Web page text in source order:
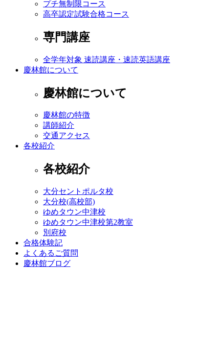
プチ無制限コース
高卒認定試験合格コース
専門講座
全学年対象 速読講座・速読英語講座
慶林館について
慶林館について
慶林館の特徴
講師紹介
交通アクセス
各校紹介
各校紹介
大分セントポルタ校
大分校(高校部)
ゆめタウン中津校
ゆめタウン中津校第2教室
別府校
合格体験記
よくあるご質問
慶林館ブログ